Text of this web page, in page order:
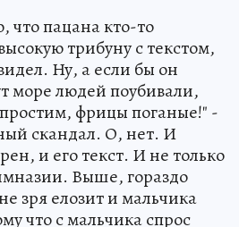
что пацана кто-то
трибуну с текстом,
Ну, а если бы он
море людей поубивали,
фрицы поганые!" -
скандал. О, нет. И
и его текст. И не только
Выше, гораздо
зря елозит и мальчика
что с мальчика спрос